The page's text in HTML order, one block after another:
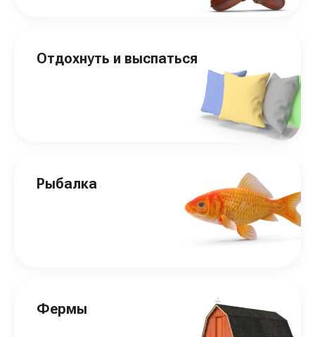
Отдохнуть и выспаться
Рыбалка
Фермы